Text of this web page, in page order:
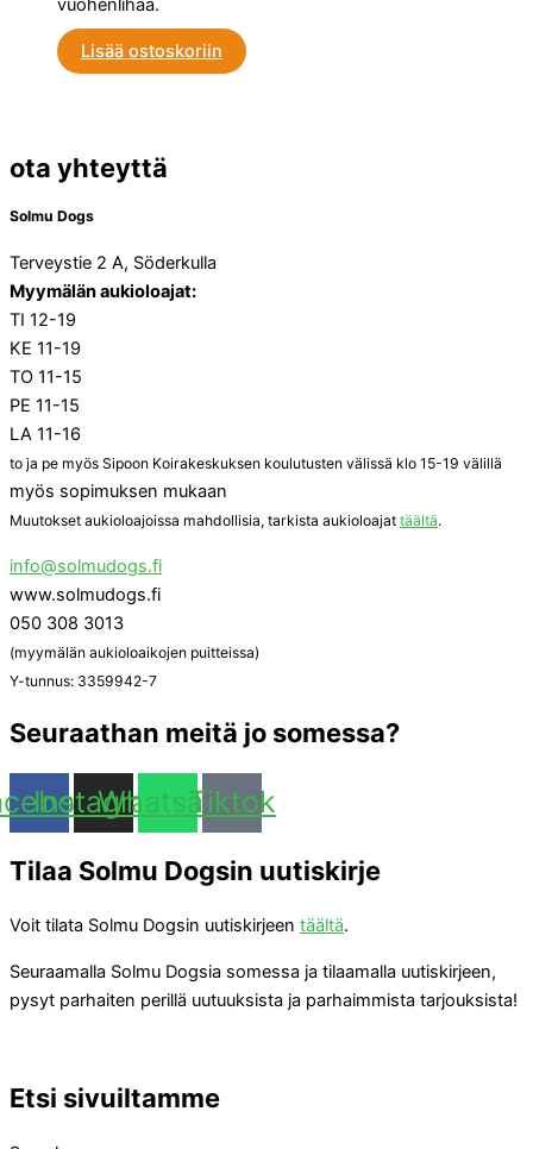
vuohenlihaa.
Lisää ostoskoriin
ota yhteyttä
Solmu Dogs
Terveystie 2 A, Söderkulla
Myymälän aukioloajat:
TI 12-19
KE 11-19
TO 11-15
PE 11-15
LA 11-16
to ja pe myös Sipoon Koirakeskuksen koulutusten välissä klo 15-19 välillä
myös sopimuksen mukaan
Muutokset aukioloajoissa mahdollisia, tarkista aukioloajat täältä.
info@solmudogs.fi
www.solmudogs.fi
050 308 3013
(myymälän aukioloaikojen puitteissa)
Y-tunnus: 3359942-7
Seuraathan meitä jo somessa?
Instagram
Whatsapp
Tiktok
Tilaa Solmu Dogsin uutiskirje
Voit tilata Solmu Dogsin uutiskirjeen täältä.
Seuraamalla Solmu Dogsia somessa ja tilaamalla uutiskirjeen,
pysyt parhaiten perillä uutuuksista ja parhaimmista tarjouksista!
Etsi sivuiltamme